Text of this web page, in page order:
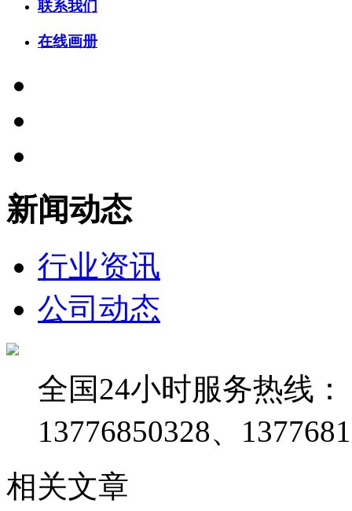
联系我们
在线画册
新闻动态
行业资讯
公司动态
全国24小时服务热线：
13776850328、
相关文章